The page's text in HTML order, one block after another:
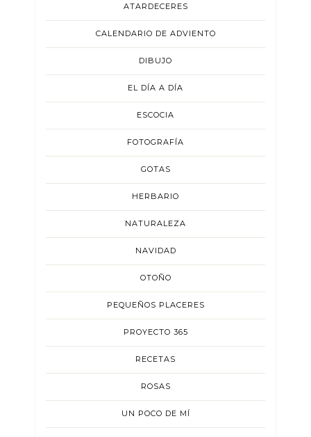
ATARDECERES
CALENDARIO DE ADVIENTO
DIBUJO
EL DÍA A DÍA
ESCOCIA
FOTOGRAFÍA
GOTAS
HERBARIO
NATURALEZA
NAVIDAD
OTOÑO
PEQUEÑOS PLACERES
PROYECTO 365
RECETAS
ROSAS
UN POCO DE MÍ